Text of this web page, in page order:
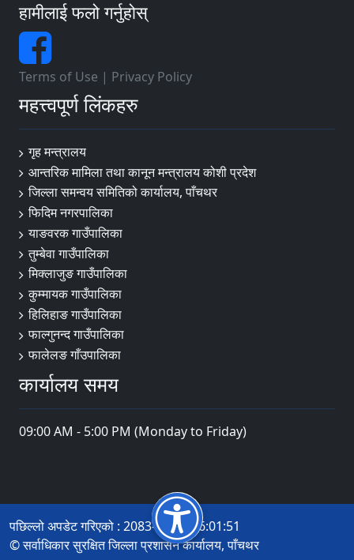
हामीलाई फलो गर्नुहोस्
Terms of Use | Privacy Policy
महत्त्वपूर्ण लिंकहरु
गृह मन्त्रालय
आन्तरिक मामिला तथा कानून मन्त्रालय कोशी प्रदेश
जिल्ला समन्वय समितिको कार्यालय, पाँचथर
फिदिम नगरपालिका
याङवरक गाउँपालिका
तुम्बेवा गाउँपालिका
मिक्लाजुङ गाउँपालिका
कुम्मायक गाउँपालिका
हिलिहाङ गाउँपालिका
फाल्गुनन्द गाउँपालिका
फालेलङ गाँउपालिका
कार्यालय समय
09:00 AM - 5:00 PM (Monday to Friday)
पछिल्लो अपडेट गरिएको : 2083-04-14 16:01:51
© सर्वाधिकार सुरक्षित जिल्ला प्रशासन कार्यालय, पाँचथर